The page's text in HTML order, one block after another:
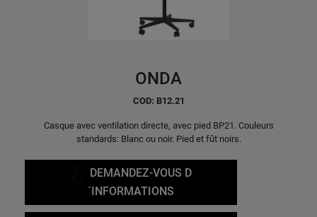
ONDA
COD: B12.21
Casque avec ventilation directe, avec pied BP21. Couleurs
standards: Blanc ou noir. Pied et fût noirs.
DEMANDEZ-VOUS D
´INFORMATIONS